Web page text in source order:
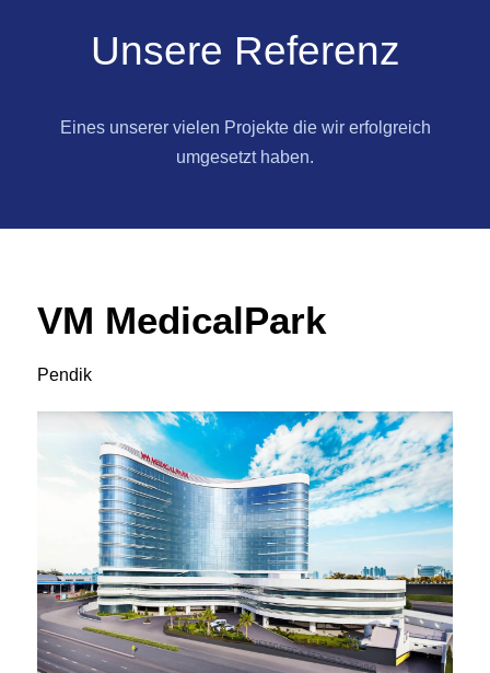
Unsere Referenz
Eines unserer vielen Projekte die wir erfolgreich
umgesetzt haben.
VM MedicalPark
Pendik